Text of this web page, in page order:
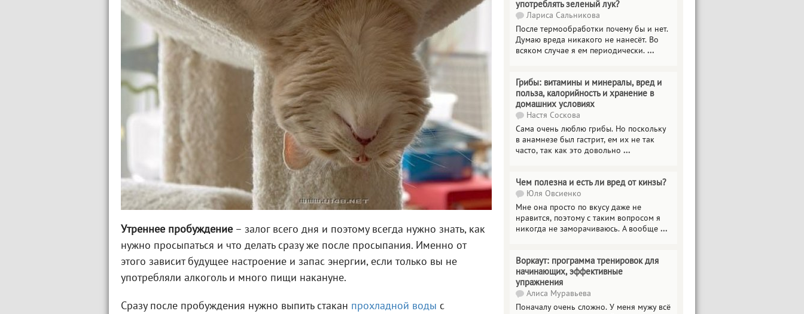
Утреннее пробуждение – залог всего дня и поэтому всегда нужно знать, как
нужно просыпаться и что делать сразу же после просыпания. Именно от
этого зависит будущее настроение и запас энергии, если только вы не
употребляли алкоголь и много пищи накануне.
Сразу после пробуждения нужно выпить стакан прохладной воды с
употреблять зеленый лук?
Лариса Сальникова
После термообработки почему бы и нет.
Думаю вреда никакого не нанесёт. Во
всяком случае я ем периодически. ...
Грибы: витамины и минералы, вред и
польза, калорийность и хранение в
домашних условиях
Настя Соскова
Сама очень люблю грибы. Но поскольку
в анамнезе был гастрит, ем их не так
часто, так как это довольно ...
Чем полезна и есть ли вред от кинзы?
Юля Овсиенко
Мне она просто по вкусу даже не
нравится, поэтому с таким вопросом я
никогда не заморачиваюсь. А вообще ...
Воркаут: программа тренировок для
начинающих, эффективные
упражнения
Алиса Муравьева
Поначалу очень сложно. У меня мужу всё